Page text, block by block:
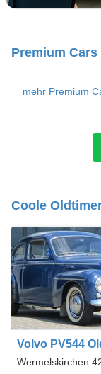
Premium Cars
mehr Premium
Coole
Volvo PV544
Wermelskirchen